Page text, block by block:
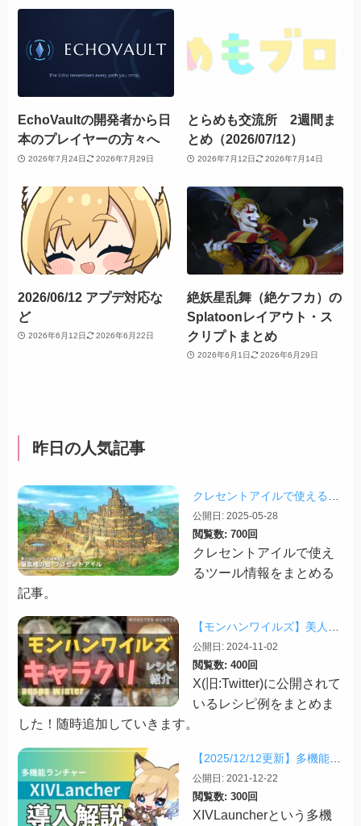
EchoVaultの開発者から日
本のプレイヤーの方々へ
2026年7月24日 2026年7月29日
とらめも交流所 2週間ま
とめ（2026/07/12）
2026年7月12日 2026年7月14日
2026/06/12 アプデ対応な
ど
2026年6月12日 2026年6月22日
絶妖星乱舞（絶ケフカ）の
Splatoonレイアウト・ス
クリプトまとめ
2026年6月1日 2026年6月29日
昨日の人気記事
クレセントアイルで使えるツール情報まとめ【2026/07/30更新】
公開日: 2025-05-28
閲覧数: 700回
クレセントアイルで使え
るツール情報をまとめる
記事。
【モンハンワイルズ】美人・かわいいキャラクリレシピまとめ＋その他オススメの設定など
公開日: 2024-11-02
閲覧数: 400回
X(旧:Twitter)に公開されて
いるレシピ例をまとめま
した！随時追加していきます。
【2025/12/12更新】多機能ランチャー「XIVLauncher」の導入方法・使い方について
公開日: 2021-12-22
閲覧数: 300回
XIVLauncherという多機